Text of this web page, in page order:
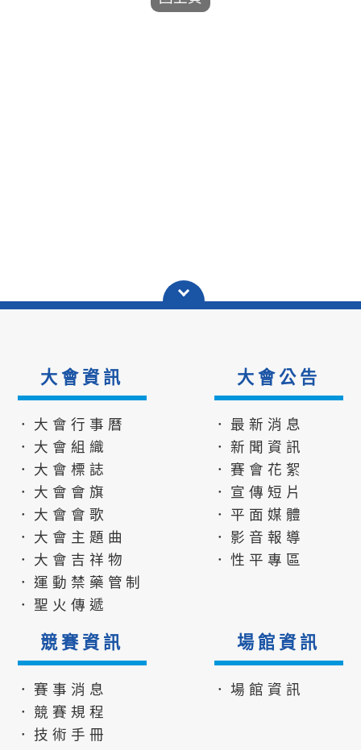
大會資訊
．大會行事曆
．大會組織
．大會標誌
．大會會旗
．大會會歌
．大會主題曲
．大會吉祥物
．運動禁藥管制
．聖火傳遞
大會公告
．最新消息
．新聞資訊
．賽會花絮
．宣傳短片
．平面媒體
．影音報導
．性平專區
競賽資訊
．賽事消息
．競賽規程
．技術手冊
場館資訊
．場館資訊